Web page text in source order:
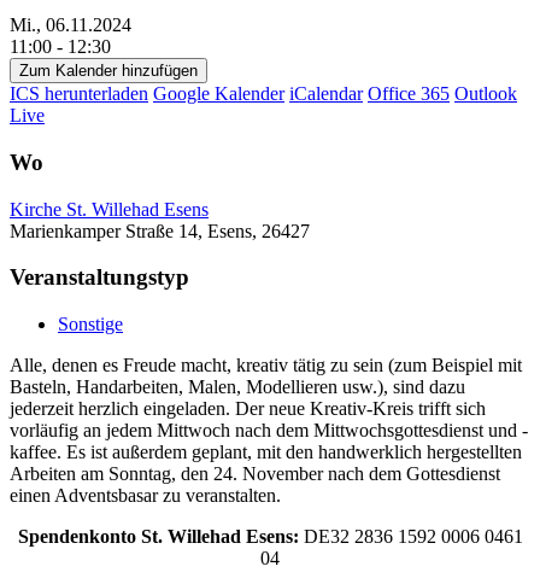
Mi., 06.11.2024
11:00 - 12:30
Zum Kalender hinzufügen
ICS herunterladen Google Kalender iCalendar Office 365 Outlook
Live
Wo
Kirche St. Willehad Esens
Marienkamper Straße 14, Esens, 26427
Veranstaltungstyp
Sonstige
Alle, denen es Freude macht, kreativ tätig zu sein (zum Beispiel mit
Basteln, Handarbeiten, Malen, Modellieren usw.), sind dazu
jederzeit herzlich eingeladen. Der neue Kreativ-Kreis trifft sich
vorläufig an jedem Mittwoch nach dem Mittwochsgottesdienst und -
kaffee. Es ist außerdem geplant, mit den handwerklich hergestellten
Arbeiten am Sonntag, den 24. November nach dem Gottesdienst
einen Adventsbasar zu veranstalten.
Spendenkonto St. Willehad Esens: DE32 2836 1592 0006 0461
04